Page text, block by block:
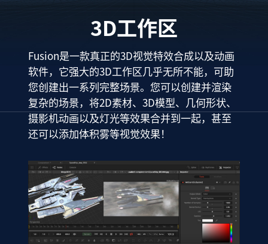
3D工作区
Fusion是一款真正的3D视觉特效合成以及动画
软件，它强大的3D工作区几乎无所不能，可助
您创建出一系列完整场景。您可以创建并渲染
复杂的场景，将2D素材、3D模型、几何形状、
摄影机动画以及灯光等效果合并到一起，甚至
还可以添加体积雾等视觉效果！